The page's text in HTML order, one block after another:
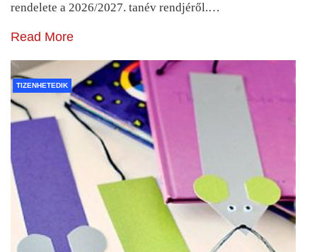
rendelete a 2026/2027. tanév rendjéről.…
Read More
TIZENHETEDIK